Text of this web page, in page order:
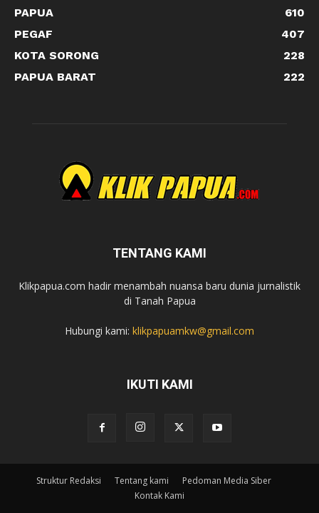
PAPUA
610
PEGAF
407
KOTA SORONG
228
PAPUA BARAT
222
TENTANG KAMI
Klikpapua.com hadir menambah nuansa baru dunia jurnalistik
di Tanah Papua
Hubungi kami: klikpapuamkw@gmail.com
IKUTI KAMI
Struktur Redaksi Tentang kami
Pedoman Media Siber
Kontak Kami